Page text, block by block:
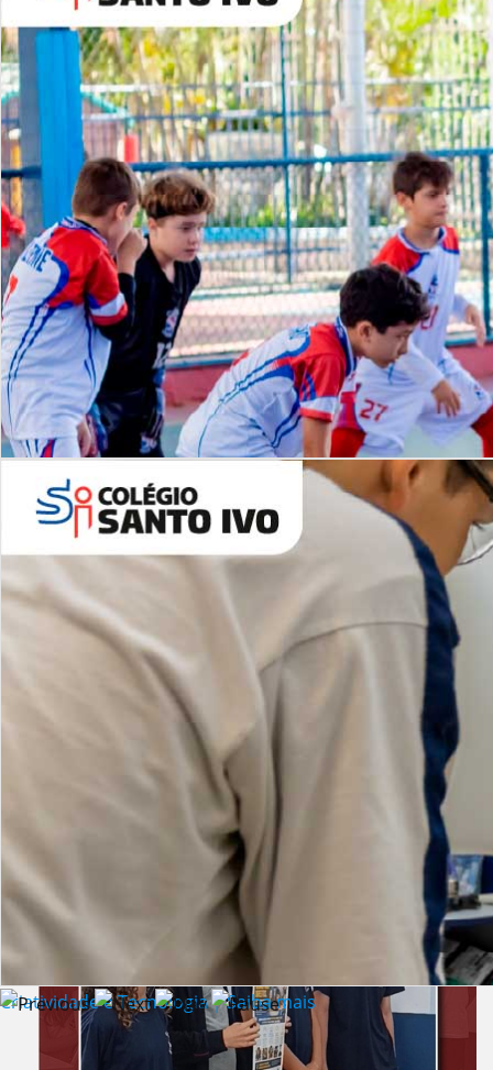
Desafios | Saiba mais
Criatividade e Tecnologia | Saiba mais
Lista de vídeos
NOSSOCANAL